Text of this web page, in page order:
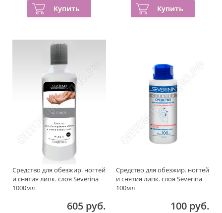
Купить Купить
Средство для обезжир. ногтей
и снятия липк. слоя Severina
1000мл
605 руб.
Средство для обезжир. ногтей
и снятия липк. слоя Severina
100мл
100 руб.